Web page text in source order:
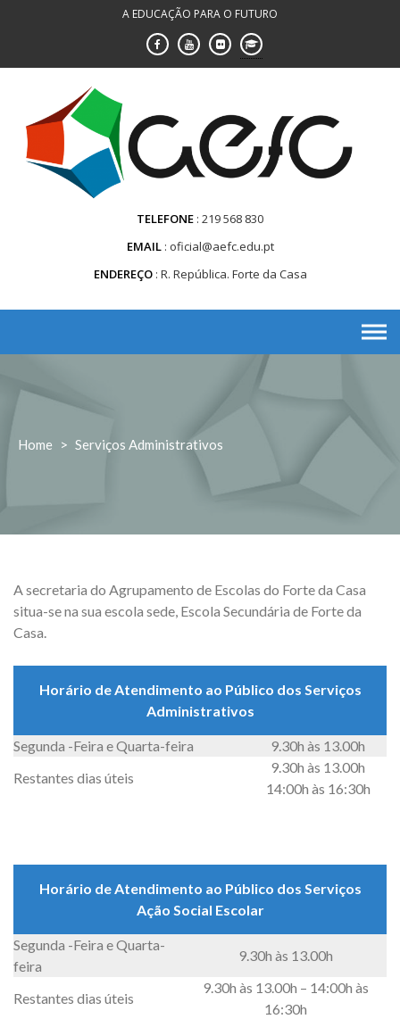
A EDUCAÇÃO PARA O FUTURO
TELEFONE 219 568 830
EMAIL oficial@aefc.edu.pt
ENDEREÇO R. República. Forte da Casa
Home > Serviços Administrativos
A secretaria do Agrupamento de Escolas do Forte da Casa
situa-se na sua escola sede, Escola Secundária de Forte da
Casa.
Horário de Atendimento ao Público dos Serviços
Administrativos
Segunda -Feira e Quarta-feira
9.30h às 13.00h
Restantes dias úteis
9.30h às 13.00h
14:00h às 16:30h
Horário de Atendimento ao Público dos Serviços
Ação Social Escolar
Segunda -Feira e Quarta-
feira
9.30h às 13.00h
Restantes dias úteis
9.30h às 13.00h – 14:00h às
16:30h